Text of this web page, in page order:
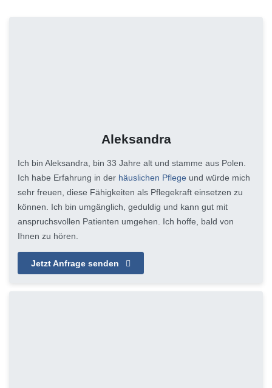
Aleksandra
Ich bin Aleksandra, bin 33 Jahre alt und stamme aus Polen.
Ich habe Erfahrung in der häuslichen Pflege und würde mich
sehr freuen, diese Fähigkeiten als Pflegekraft einsetzen zu
können. Ich bin umgänglich, geduldig und kann gut mit
anspruchsvollen Patienten umgehen. Ich hoffe, bald von
Ihnen zu hören.
Jetzt Anfrage senden